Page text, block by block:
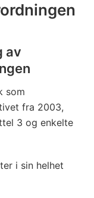
m
e
n
o
n
av
som
fra 2003,
3 og enkelte
i sin helhet